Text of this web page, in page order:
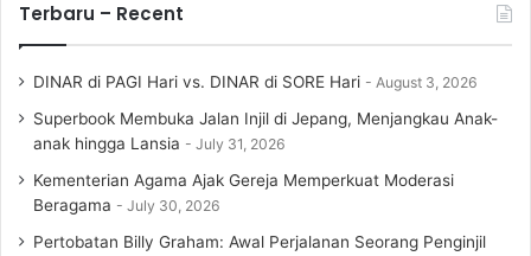
Terbaru – Recent
DINAR di PAGI Hari vs. DINAR di SORE Hari August 3, 2026
Superbook Membuka Jalan Injil di Jepang, Menjangkau Anak-
anak hingga Lansia
July 31, 2026
Kementerian Agama Ajak Gereja Memperkuat Moderasi
Beragama
July 30, 2026
Pertobatan Billy Graham: Awal Perjalanan Seorang Penginjil